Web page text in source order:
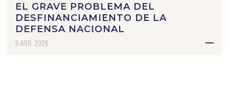
EL GRAVE PROBLEMA DEL
DESFINANCIAMIENTO DE LA
DEFENSA NACIONAL
5 AGO, 2026